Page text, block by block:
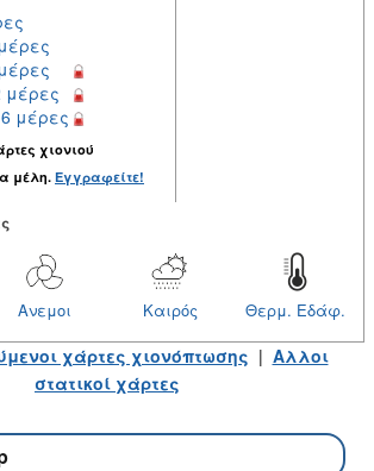
μέρες
μέρες
χιονιού
μέλη. Εγγραφείτε!
Θερμ. Εδάφ.
Καιρός
Ανεμοι
χάρτες χιονόπτωσης | Αλλοι
στατικοί χάρτες